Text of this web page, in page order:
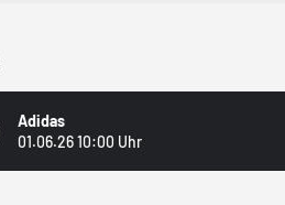
Adidas
01.06.26 10:00 Uhr